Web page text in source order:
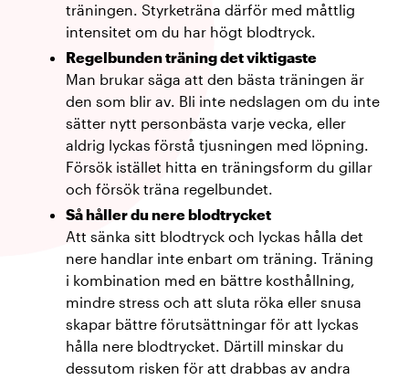
träningen. Styrketräna därför med måttlig
intensitet om du har högt blodtryck.
Regelbunden träning det viktigaste
Man brukar säga att den bästa träningen är
den som blir av. Bli inte nedslagen om du inte
sätter nytt personbästa varje vecka, eller
aldrig lyckas förstå tjusningen med löpning.
Försök istället hitta en träningsform du gillar
och försök träna regelbundet.
Så håller du nere blodtrycket
Att sänka sitt blodtryck och lyckas hålla det
nere handlar inte enbart om träning. Träning
i kombination med en bättre kosthållning,
mindre stress och att sluta röka eller snusa
skapar bättre förutsättningar för att lyckas
hålla nere blodtrycket. Därtill minskar du
dessutom risken för att drabbas av andra